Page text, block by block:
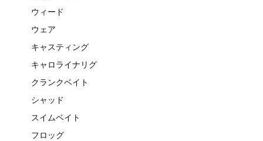
ウィード
ウェア
キャスティング
キャロライナリグ
クランクベイト
シャッド
スイムベイト
フロッグ